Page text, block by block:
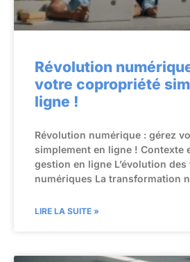
Révolution
votre copropriété
ligne !
Révolution numérique : gérez
simplement en ligne ! Contexte
gestion en ligne L’évolution
numériques La transformation
LIRE LA SUITE »